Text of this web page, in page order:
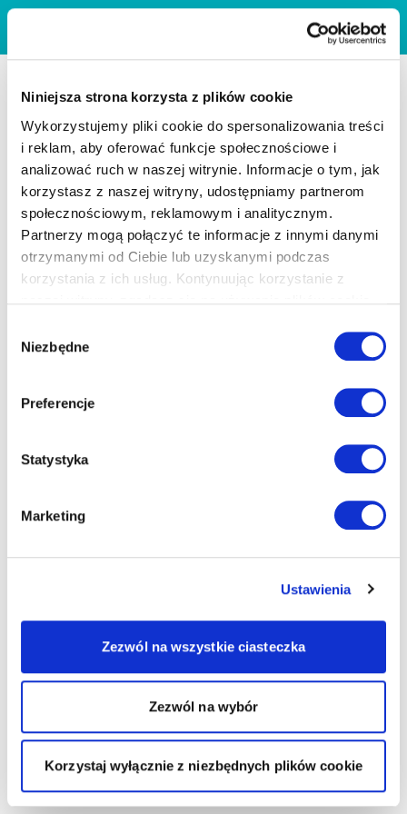
Niniejsza strona korzysta z plików cookie
Wykorzystujemy pliki cookie do spersonalizowania treści
i reklam, aby oferować funkcje społecznościowe i
analizować ruch w naszej witrynie. Informacje o tym, jak
korzystasz z naszej witryny, udostępniamy partnerom
społecznościowym, reklamowym i analitycznym.
Partnerzy mogą połączyć te informacje z innymi danymi
otrzymanymi od Ciebie lub uzyskanymi podczas
korzystania z ich usług. Kontynuując korzystanie z
zgody
Niezbędne
Preferencje
Statystyka
Marketing
Ustawienia
Zezwól na wszystkie ciasteczka
Zezwól na wybór
Korzystaj wyłącznie z niezbędnych plików cookie